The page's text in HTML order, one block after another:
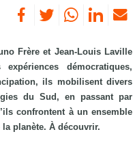
Frère et Jean-Louis Laville
démocratiques,
ils mobilisent divers
du Sud, en passant par
confrontent à un ensemble
planète. À découvrir.